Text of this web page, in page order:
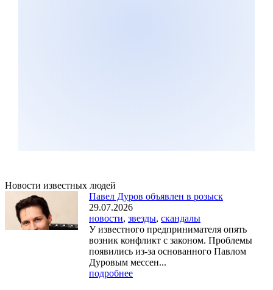
Новости известных людей
Павел Дуров объявлен в розыск
29.07.2026
новости, звезды, скандалы
У известного предпринимателя опять
возник конфликт с законом. Проблемы
появились из-за основанного Павлом
Дуровым мессен...
подробнее